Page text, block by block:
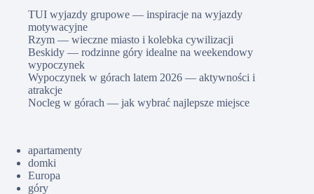
TUI wyjazdy grupowe — inspiracje na wyjazdy
motywacyjne
Rzym — wieczne miasto i kolebka cywilizacji
Beskidy — rodzinne góry idealne na weekendowy
wypoczynek
Wypoczynek w górach latem 2026 — aktywności i
atrakcje
Nocleg w górach — jak wybrać najlepsze miejsce
apartamenty
domki
Europa
góry